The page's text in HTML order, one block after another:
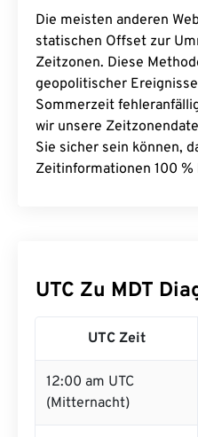
Die meisten anderen
statischen Offset zur
Zeitzonen. Diese
geopolitischer
Sommerzeit
wir unsere
Sie sicher sein können,
Zeitinformationen 100
UTC Zu MDT
UTC Zeit
12:00 am UTC
(Mitternacht)